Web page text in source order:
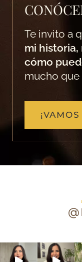
Te invito a
mi historia,
cómo
mucho